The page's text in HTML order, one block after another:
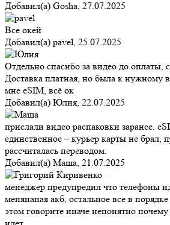
Добавил(а) Gosha, 27.07.2025
Всё окей
Добавил(а) pavel, 25.07.2025
Отдельно спасибо за видео до оплаты,
Доставка платная, но была к нужному
мне eSIM, всё ок
Добавил(а) Юлия, 22.07.2025
прислали видео распаковки заранее.
единственное – курьер карты не брал,
рассчиталась переводом.
Добавил(а) Маша, 21.07.2025
менеджер предупредил что телефоны
менянаная акб, остальное все в
этом говорите иначе непонятно